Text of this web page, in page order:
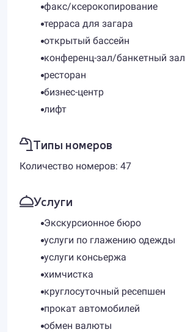
факс/ксерокопирование
терраса для загара
открытый бассейн
конференц-зал/банкетный зал
ресторан
бизнес-центр
лифт
Типы номеров
Количество номеров: 47
Услуги
Экскурсионное бюро
услуги по глажению одежды
услуги консьержа
химчистка
круглосуточный ресепшен
прокат автомобилей
обмен валюты